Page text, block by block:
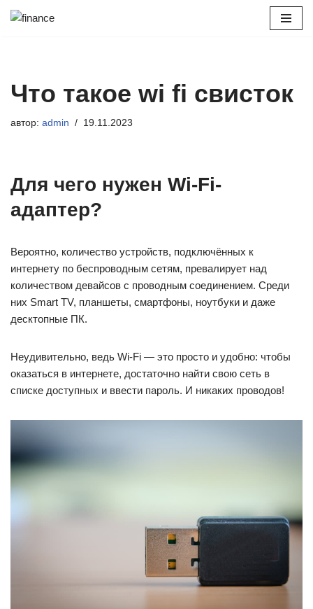
Что такое wi fi свисток
автор: admin 19.11.2023
Для чего нужен Wi-Fi-
адаптер?
Вероятно, количество устройств, подключённых к
интернету по беспроводным сетям, превалирует над
количеством девайсов с проводным соединением. Среди
них Smart TV, планшеты, смартфоны, ноутбуки и даже
десктопные ПК.
Неудивительно, ведь Wi-Fi — это просто и удобно: чтобы
оказаться в интернете, достаточно найти свою сеть в
списке доступных и ввести пароль. И никаких проводов!